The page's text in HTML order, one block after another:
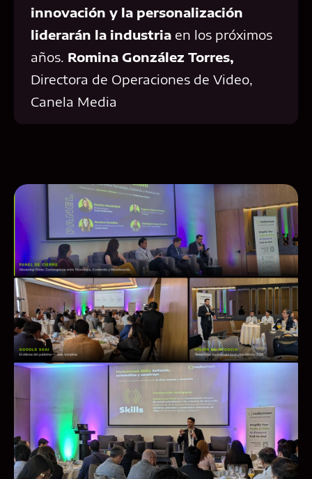
innovación y la personalización
liderarán la industria en los próximos
años. Romina González Torres,
Directora de Operaciones de Video,
Canela Media